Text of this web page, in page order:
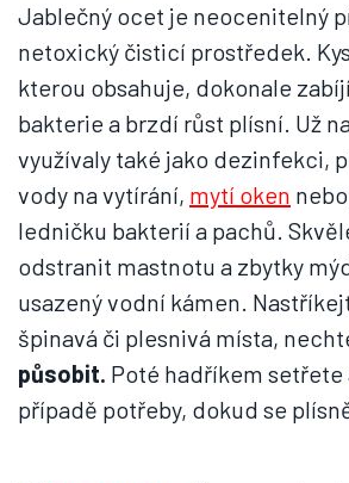
Jablečný ocet je neocenitelný
netoxický čisticí prostředek.
kterou obsahuje, dokonale
bakterie a brzdí růst plísní. Už
využívaly také jako dezinfekci,
vody na vytírání, mytí oken
ledničku bakterií a pachů.
odstranit mastnotu a zbytky
usazený vodní kámen.
špinavá či plesnivá místa,
působit. Poté hadříkem setřete
případě potřeby, dokud se